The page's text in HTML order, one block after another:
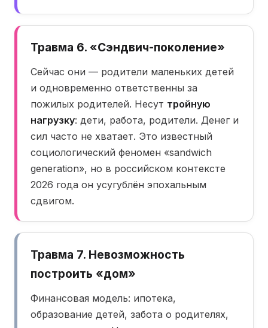
Травма 6. «Сэндвич-поколение»
Сейчас они — родители маленьких детей
и одновременно ответственны за
пожилых родителей. Несут тройную
нагрузку: дети, работа, родители. Денег и
сил часто не хватает. Это известный
социологический феномен «sandwich
generation», но в российском контексте
2026 года он усугублён эпохальным
сдвигом.
Травма 7. Невозможность
построить «дом»
Финансовая модель: ипотека,
образование детей, забота о родителях,